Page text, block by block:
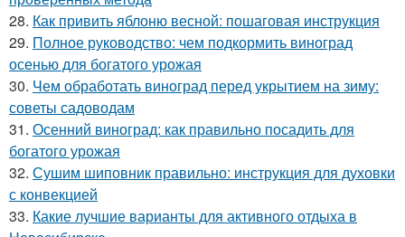
28. Как привить яблоню весной: пошаговая инструкция
29. Полное руководство: чем подкормить виноград
осенью для богатого урожая
30. Чем обработать виноград перед укрытием на зиму:
советы садоводам
31. Осенний виноград: как правильно посадить для
богатого урожая
32. Сушим шиповник правильно: инструкция для духовки
с конвекцией
33. Какие лучшие варианты для активного отдыха в